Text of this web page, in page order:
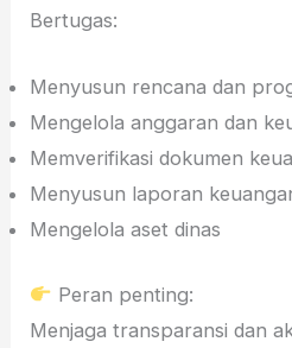
Bertugas:
Menyusun rencana dan
Mengelola anggaran dan
Memverifikasi dokumen
Menyusun laporan
Mengelola aset dinas
Peran penting:
Menjaga transparansi dan